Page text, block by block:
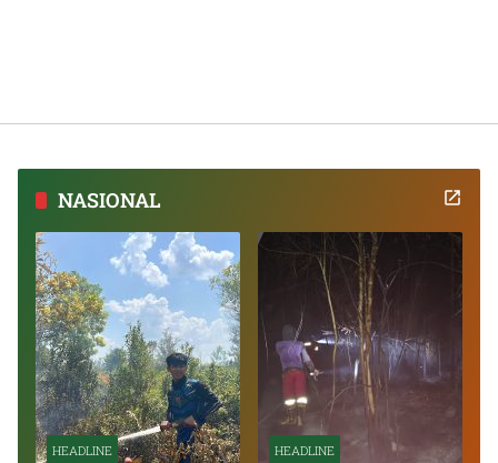
NASIONAL
HEADLINE HEADLINE